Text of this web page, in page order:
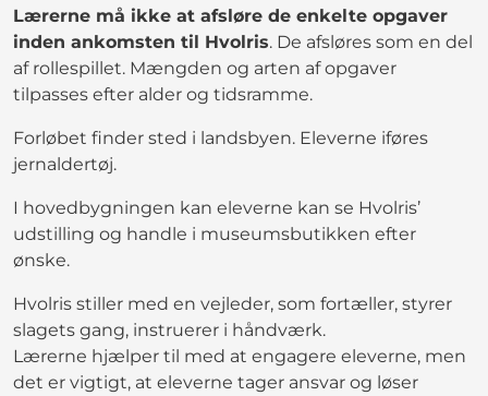
Lærerne må ikke at afsløre de enkelte opgaver
inden ankomsten til Hvolris. De afsløres som en del
af rollespillet. Mængden og arten af opgaver
tilpasses efter alder og tidsramme.
Forløbet finder sted i landsbyen. Eleverne iføres
jernaldertøj.
I hovedbygningen kan eleverne kan se Hvolris’
udstilling og handle i museumsbutikken efter
ønske.
Hvolris stiller med en vejleder, som fortæller, styrer
slagets gang, instruerer i håndværk.
Lærerne hjælper til med at engagere eleverne, men
det er vigtigt, at eleverne tager ansvar og løser